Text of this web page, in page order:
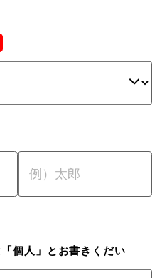
個人」とお書きくだい